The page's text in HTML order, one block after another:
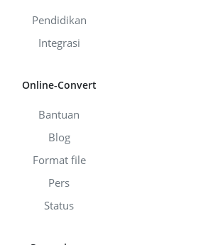
Pendidikan
Integrasi
Online-Convert
Bantuan
Blog
Format file
Pers
Status